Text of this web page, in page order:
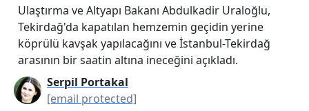
Ulaştırma ve Altyapı Bakanı Abdulkadir Uraloğlu,
Tekirdağ'da kapatılan hemzemin geçidin yerine
köprülü kavşak yapılacağını ve İstanbul-Tekirdağ
arasının bir saatin altına ineceğini açıkladı.
Serpil Portakal
[email protected]